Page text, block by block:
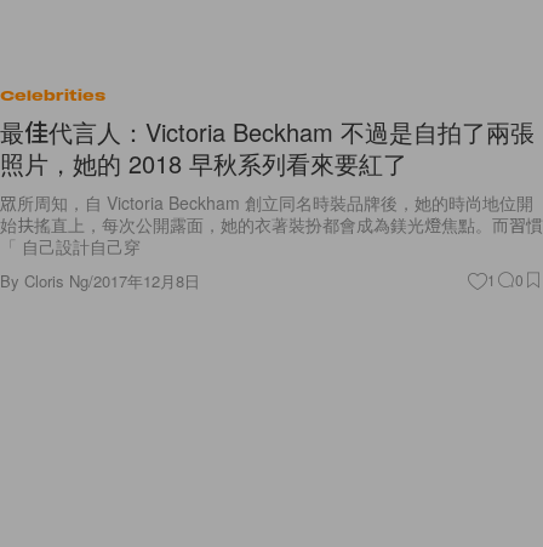
Celebrities
最佳代言人：Victoria Beckham 不過是自拍了兩張
照片，她的 2018 早秋系列看來要紅了
眾所周知，自 Victoria Beckham 創立同名時裝品牌後，她的時尚地位開
始扶搖直上，每次公開露面，她的衣著裝扮都會成為鎂光燈焦點。而習慣
「 自己設計自己穿
By Cloris Ng/2017年12月8日 1 0